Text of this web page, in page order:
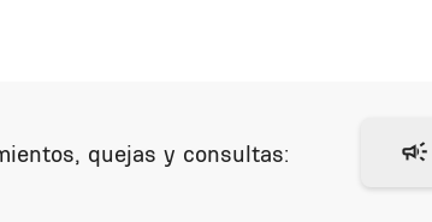
quejas y consultas: